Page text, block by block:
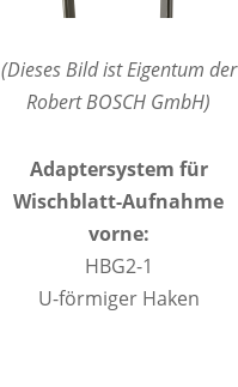
(Dieses Bild ist Eigentum der
Robert BOSCH GmbH)
Adaptersystem für
Wischblatt-Aufnahme
vorne:
HBG2-1
U-förmiger Haken